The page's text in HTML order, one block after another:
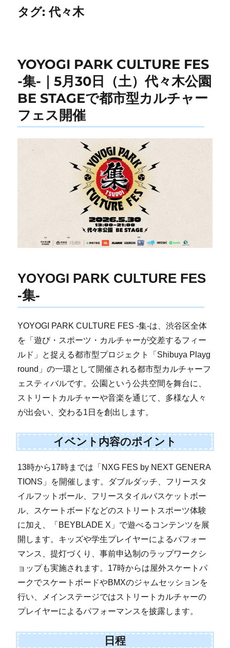
タグ:代々木
YOYOGI PARK CULTURE FES
-集-｜5月30日（土）代々木公園
BE STAGEで都市型カルチャー
フェス開催
YOYOGI PARK CULTURE FES
-集-
YOYOGI PARK CULTURE FES -集-は、渋谷区全体
を「遊び・スポーツ・カルチャーが交差するフィー
ルド」と捉える都市型プロジェクト「Shibuya Playg
round」の一環として開催される都市型カルチャーフ
ェスティバルです。公園という公共空間を舞台に、
ストリートカルチャーや音楽を通じて、多様な人々
が出会い、交わる1日を創出します。
イベント内容のポイント
13時から17時までは「NXG FES by NEXT GENERA
TIONS」を開催します。ダブルダッチ、フリースタ
イルフットボール、フリースタイルバスケットボー
ル、スケートボードなどのストリートスポーツ体験
に加え、「BEYBLADE X」で遊べるコンテンツを展
開します。キッズや学生プレイヤーによるパフォー
マンス、提灯づくり、事前申込制のラップワークシ
ョップも実施されます。17時からは屋外スケートパ
ークでスケートボードやBMXのジャムセッションを
行い、メインステージではストリートカルチャーの
プレイヤーによるパフォーマンスを披露します。
日程